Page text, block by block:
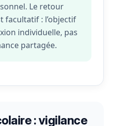
Le retour
facultatif : l’objectif
individuelle, pas
partagée.
: vigilance